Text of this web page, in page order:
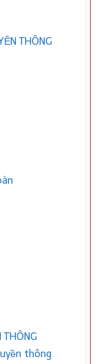
THÔNG
THÔNG
thông